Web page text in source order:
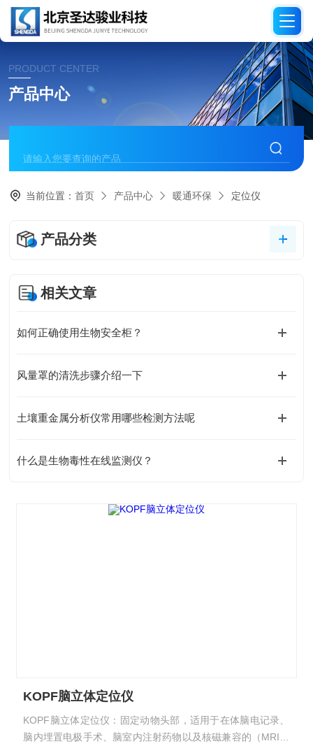
PRODUCT CENTER
产品中心
当前位置：首页 产品中心 暖通环保 定位仪
产品分类
相关文章
如何正确使用生物安全柜？
风量罩的清洗步骤介绍一下
土壤重金属分析仪常用哪些检测方法呢
什么是生物毒性在线监测仪？
KOPF脑立体定位仪
KOPF脑立体定位仪：固定动物头部，适用于在体脑电记录、
脑内埋置电极手术、脑室内注射药物以及核磁兼容的（MRI）